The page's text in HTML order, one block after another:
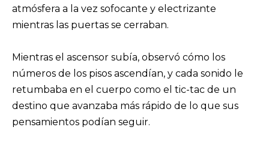
atmósfera a la vez sofocante y electrizante
mientras las puertas se cerraban.
Mientras el ascensor subía, observó cómo los
números de los pisos ascendían, y cada sonido le
retumbaba en el cuerpo como el tic-tac de un
destino que avanzaba más rápido de lo que sus
pensamientos podían seguir.